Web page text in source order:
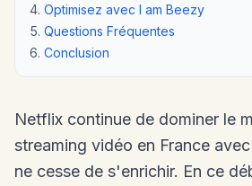
Optimisez avec I am Beezy
Questions Fréquentes
Conclusion
Netflix continue de dominer le
streaming vidéo en France
ne cesse de s'enrichir. En ce